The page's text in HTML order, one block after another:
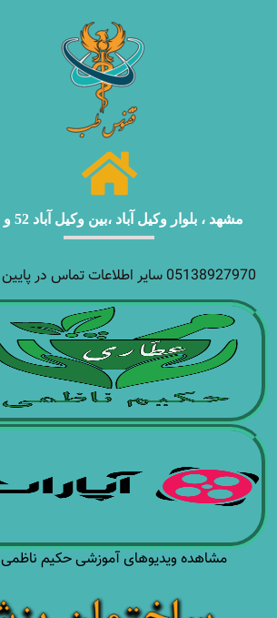
مشهد ، بلوار وکیل آباد ،بین وکیل آباد 52 و لادن
05138927970 سایر اطلاعات تماس در پایین صفحه
مشاهده ویدیوهای آموزشی حکیم ناظمی